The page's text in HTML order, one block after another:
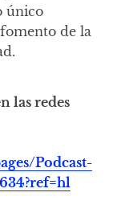
único
de la
las redes
Podcast-